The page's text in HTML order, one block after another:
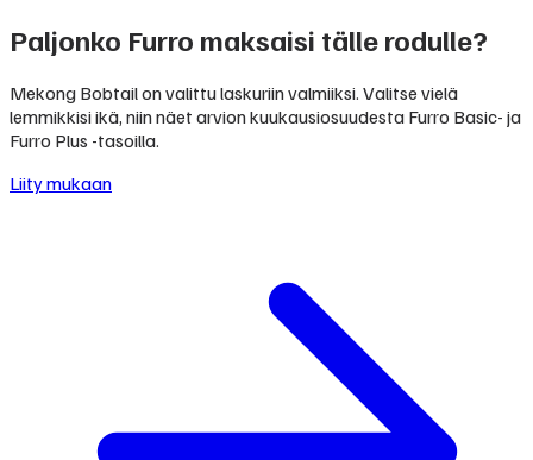
Paljonko Furro maksaisi tälle rodulle?
Mekong Bobtail on valittu laskuriin valmiiksi. Valitse vielä
lemmikkisi ikä, niin näet arvion kuukausiosuudesta Furro Basic- ja
Furro Plus -tasoilla.
Liity mukaan